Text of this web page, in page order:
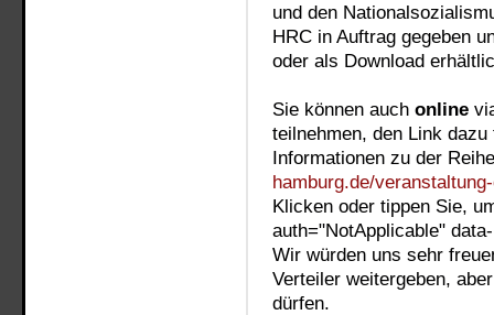
und den
HRC in Auftrag gegeben
oder als Download
Sie können auch online
teilnehmen, den Link
Informationen zu der
hamburg.de/
Klicken oder tippen Sie,
auth="NotApplicable"
Wir würden uns sehr
Verteiler weitergeben,
dürfen.